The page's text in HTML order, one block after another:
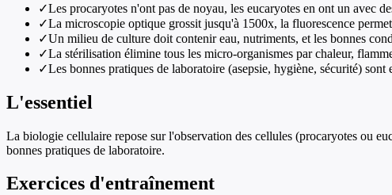
✓Les procaryotes n'ont pas de noyau, les eucaryotes en ont un avec
✓La microscopie optique grossit jusqu'à 1500x, la fluorescence
✓Un milieu de culture doit contenir eau, nutriments, et les bonnes
✓La stérilisation élimine tous les micro-organismes par chaleur,
✓Les bonnes pratiques de laboratoire (asepsie, hygiène, sécurité)
L'essentiel
La biologie cellulaire repose sur l'observation des cellules (procaryotes ou
bonnes pratiques de laboratoire.
Exercices d'entraînement